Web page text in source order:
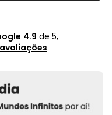
4.9 de 5,
avaliações